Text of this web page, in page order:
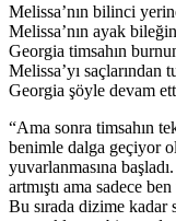
Melissa’nın bilinci
Melissa’nın ayak
Georgia timsahın
Melissa’yı saçlarından
Georgia şöyle devam
“Ama sonra timsahın
benimle dalga geçiyor
yuvarlanmasına
artmıştı ama sadece
Bu sırada dizime kadar